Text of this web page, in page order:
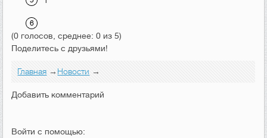
(0 голосов, среднее: 0 из 5)
Поделитесь с друзьями!
Главная →Новости →
Добавить комментарий
Войти с помощью: